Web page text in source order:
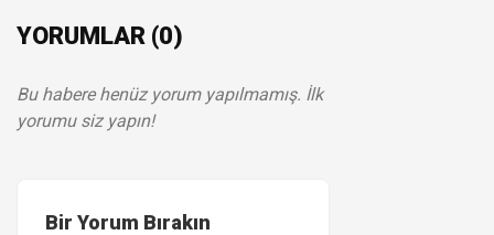
YORUMLAR (0)
Bu habere henüz yorum yapılmamış. İlk
yorumu siz yapın!
Bir Yorum Bırakın